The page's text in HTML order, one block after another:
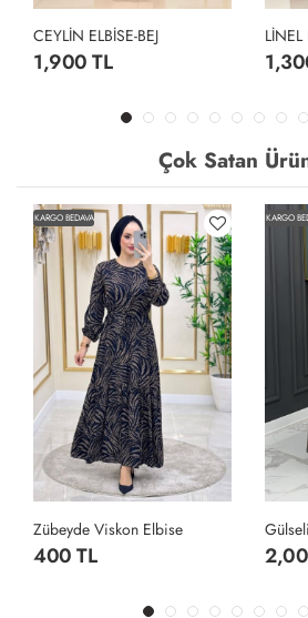
CEYLİN ELBİSE-BEJ
1,900 TL
Çok Satan
KARGO BEDAVA
Zübeyde Viskon Elbise
400 TL
KARGO